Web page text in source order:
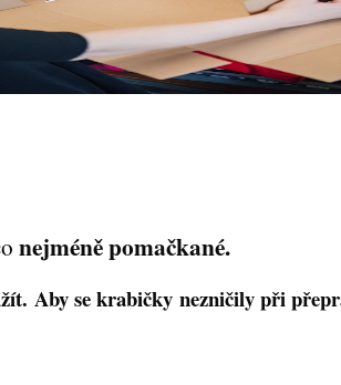
nejméně pomačkané.
Aby sekrabičky nezničilypři